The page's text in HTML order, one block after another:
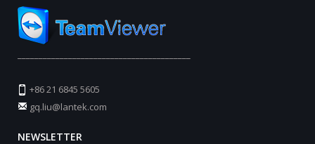
+86 21 6845 5605
gq.liu@lantek.com
NEWSLETTER